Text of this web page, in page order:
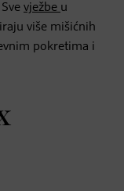
vježbe u
više mišićnih
pokretima i